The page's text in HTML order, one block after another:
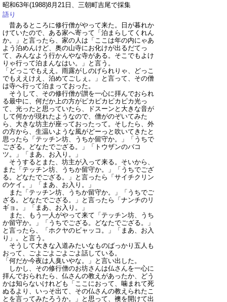
昭和63年(1988)8月21日、三朝町吉尾で採集
語り
昔あるところに修行僧がやって来た。日が暮れか
けていたので、ある家へ寄って「泊まらしてくれん
か。」と言ったら、家の人は「ここは年の内にゃあ
よう泊めんけど、奥の山寺にお化けが出るだてっ
て、みんなよう行かんやな寺がある。そこでもよけ
りゃ行って泊まんなはい。」と言う。
「どっこでもええ。雨露がしのげられりゃ、どっこ
でもええけえ、泊めてごしぇ。」と言って、その僧
は寺へ行って泊まっておった。
そうして、その修行僧が讃を一心に拝んでおられ
る最中に、何だか上の方がピカピカピカピカ光っ
て、光ったと思っていたら、ドスーンと大きな音が
して何かが現れたようなので、僧がのぞいてみた
ら、大きな坊主が座っておったって。そしたら、外
の方から、生温いような風がどーっと吹いてきたと
思ったら「テッチン坊、うちか留守か。」「うちで
ござる。どなたでござる。」「トウザンのバコ
ツ。」「まあ、お入り。」
そうするとまた、坊主が入って来る。そいから、
また「テッチン坊、うちか留守か。」「うちでござ
る。どなたでござる。」と言ったら「サイチクリン
のケイ。」「まあ、お入り。」
また「テッチン坊、うちか留守か。」「うちでご
ざる。どなたでござる。」と言ったら「ナンチのリ
ギョ。」「まあ、お入り。」
また、もう一人がやって来て「テッチン坊、うち
か留守か。」「うちでござる。どなたでござる。」
と言ったら、「ホクヤのビャッコ。」「まあ、お入
り」。と言う。
そうして大きな入道みたいなものばっかり五人も
おって、ごよごよごよごよ話している。
「何だか今夜は人臭いやな。」と言い出した。
しかし、その修行僧のお坊さんは仏さんを一心に
拝んでおられたら、仏さんの教えがあったか、どう
かは知らないけれども「ここにおって、噛まれて死
ぬるより、いっそ出て、その仏さんの教えられたこ
とを言ってみたろうか。」と思って、襖を開けて出